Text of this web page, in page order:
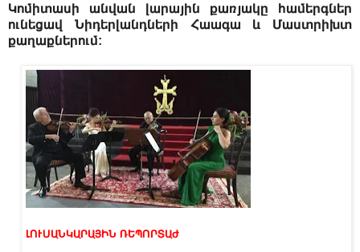
Կոմիտասի անվան լարային քառյակը համերգներ
ունեցավ Նիդերլանդների Հաագա և Մաստրիխտ
քաղաքներում:
ԼՈՒՍԱՆԿԱՐԱՅԻՆ ՌԵՊՈՐՏԱԺ